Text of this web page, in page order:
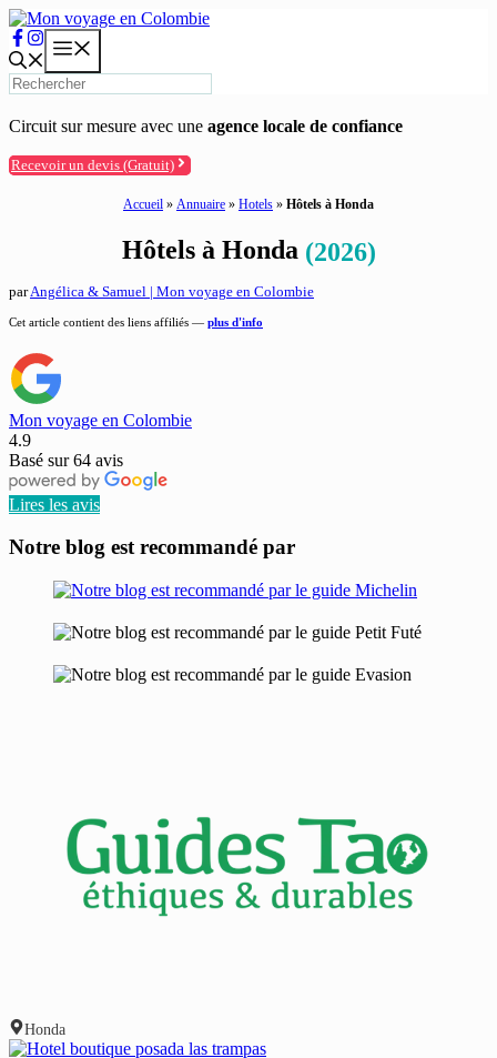
Aller
au
contenu
Circuit sur mesure avec une agence locale de confiance
Recevoir un devis (Gratuit)
Accueil » Annuaire » Hotels » Hôtels à Honda
Hôtels à Honda (2026)
parAngélica & Samuel | Mon voyage en Colombie
Cet article contient des liens affiliés — plus d'info
Mon voyage en Colombie
4.9
Basé sur64 avis
Lires les avis
Notre blog est recommandé par
Honda